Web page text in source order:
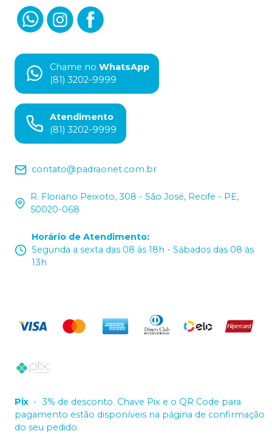
Chame no WhatsApp
(81) 3202-9999
Atendimento
(81) 3202-9999
contato@padraonet.com.br
R. Floriano Peixoto, 308 - São José, Recife - PE,
50020-068
Horário de Atendimento:
Segunda a sexta das 08 às 18h - Sábados das 08 às
13h
Pix - 3% de desconto. Chave Pix e o QR Code para
pagamento estão disponíveis na página de confirmação
do seu pedido.